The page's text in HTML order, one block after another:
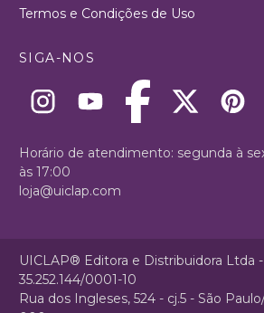
Termos e Condições de Uso
SIGA-NOS
Horário de atendimento: segunda à
às 17:00
loja@uiclap.com
UICLAP® Editora e Distribuidora Ltda
35.252.144/0001-10
Rua dos Ingleses, 524 - cj.5 - São